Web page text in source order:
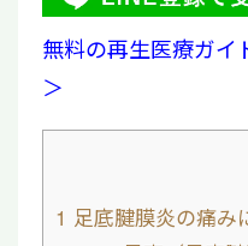
無料の再生医療ガイ
＞
1 足底腱膜炎の痛み